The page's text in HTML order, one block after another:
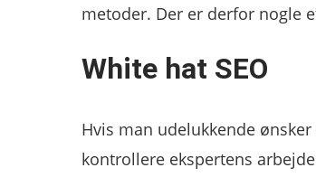
metoder. Der er derfor nogle
White hat SEO
Hvis man udelukkende ønsker
kontrollere ekspertens